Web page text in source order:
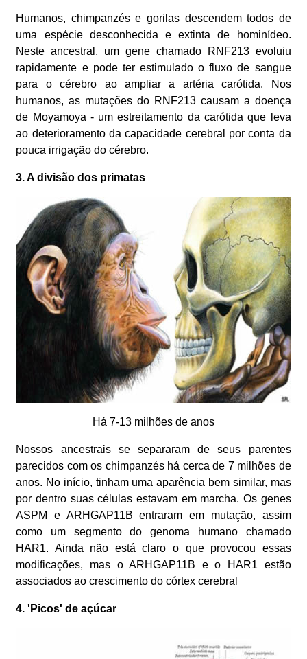
Humanos, chimpanzés e gorilas descendem todos de
uma espécie desconhecida e extinta de hominídeo.
Neste ancestral, um gene chamado RNF213 evoluiu
rapidamente e pode ter estimulado o fluxo de sangue
para o cérebro ao ampliar a artéria carótida. Nos
humanos, as mutações do RNF213 causam a doença
de Moyamoya - um estreitamento da carótida que leva
ao deterioramento da capacidade cerebral por conta da
pouca irrigação do cérebro.
3. A divisão dos primatas
Há 7-13 milhões de anos
Nossos ancestrais se separaram de seus parentes
parecidos com os chimpanzés há cerca de 7 milhões de
anos. No início, tinham uma aparência bem similar, mas
por dentro suas células estavam em marcha. Os genes
ASPM e ARHGAP11B entraram em mutação, assim
como um segmento do genoma humano chamado
HAR1. Ainda não está claro o que provocou essas
modificações, mas o ARHGAP11B e o HAR1 estão
associados ao crescimento do córtex cerebral
4. 'Picos' de açúcar